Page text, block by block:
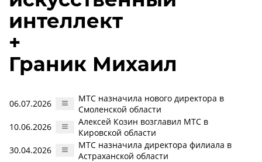
интеллект
+
Граник Михаил
06.07.2026
МТС назначила нового директора в
Смоленской области
10.06.2026
Алексей Козин возглавил МТС в
Кировской области
30.04.2026
МТС назначила директора филиала в
Астраханской области